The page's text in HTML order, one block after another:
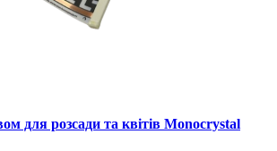
для розсади та квітів Monocrystal